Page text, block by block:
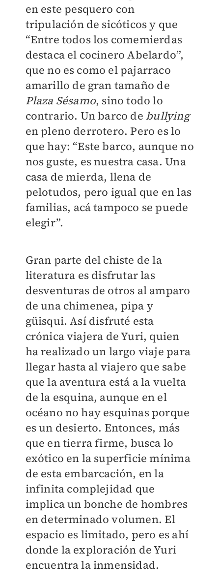
en este pesquero con
tripulación de sicóticos y que
“Entre todos los comemierdas
destaca el cocinero Abelardo”,
que no es como el pajarraco
amarillo de gran tamaño de
Plaza Sésamo, sino todo lo
contrario. Un barco de bullying
en pleno derrotero. Pero es lo
que hay: “Este barco, aunque no
nos guste, es nuestra casa. Una
casa de mierda, llena de
pelotudos, pero igual que en las
familias, acá tampoco se puede
elegir”.
Gran parte del chiste de la
literatura es disfrutar las
desventuras de otros al amparo
de una chimenea, pipa y
güisqui. Así disfruté esta
crónica viajera de Yuri, quien
ha realizado un largo viaje para
llegar hasta al viajero que sabe
que la aventura está a la vuelta
de la esquina, aunque en el
océano no hay esquinas porque
es un desierto. Entonces, más
que en tierra firme, busca lo
exótico en la superficie mínima
de esta embarcación, en la
infinita complejidad que
implica un bonche de hombres
en determinado volumen. El
espacio es limitado, pero es ahí
donde la exploración de Yuri
encuentra la inmensidad.